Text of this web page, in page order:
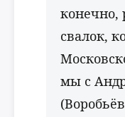
конечно,
свалок,
мы с